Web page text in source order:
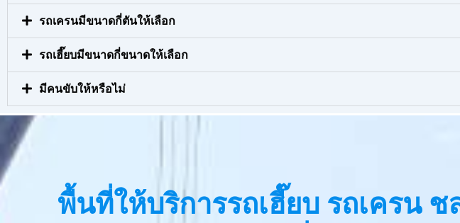
รถเครนมีขนาดกี่ตันให้เลือก
รถเฮี๊ยบมีขนาดกี่ขนาดให้เลือก
มีคนขับให้หรือไม่
พื้นที่ให้บริการรถเฮี๊ยบ รถเครน